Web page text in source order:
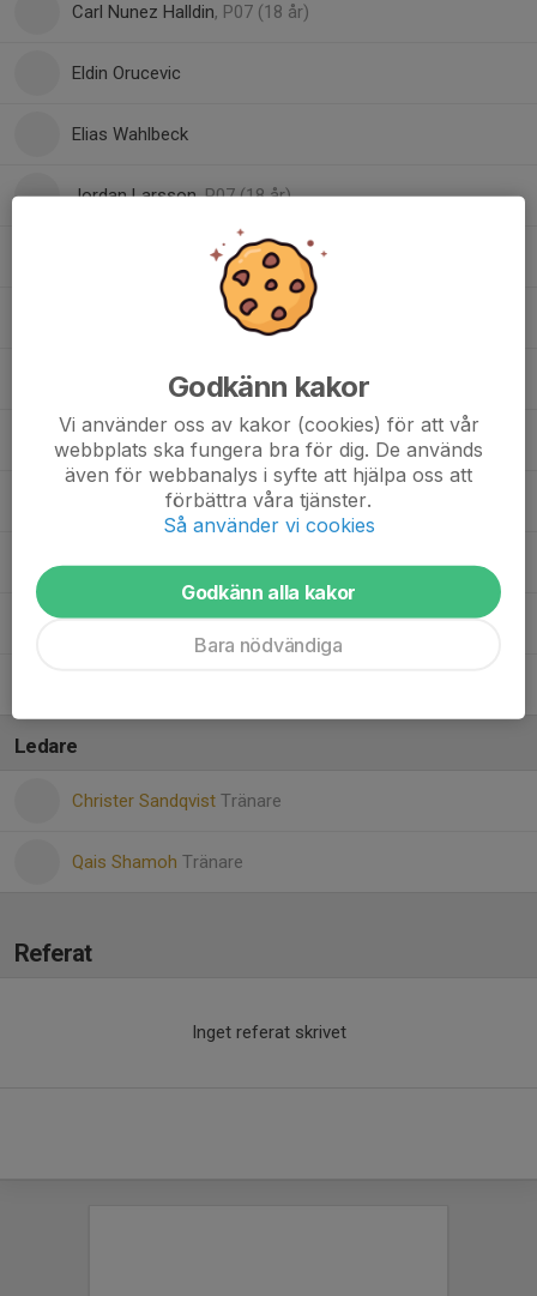
Carl Nunez Halldin, P07 (18 år)
Eldin Orucevic
Elias Wahlbeck
Jordan Larsson, P07 (18 år)
, P08 (17 år)
Lucas Stjärnskog
Lukas Özdemir , P07 (18 år)
Mattias Fernandez Gonzalez
Melker Olsson, P07 (18 år)
Theo Sundén
Ledare
Christer Sandqvist Tränare
Qais Shamoh Tränare
Referat
Inget referat skrivet
Godkänn kakor
Vi använder oss av kakor (cookies) för att vår
webbplats ska fungera bra för dig. De används
även för webbanalys i syfte att hjälpa oss att
förbättra våra tjänster.
Så använder vi cookies
Godkänn alla kakor
Bara nödvändiga